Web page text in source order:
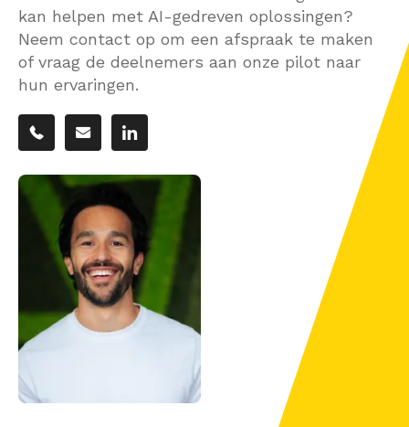
kan helpen met AI-gedreven oplossingen?
Neem contact op om een afspraak te maken
of vraag de deelnemers aan onze pilot naar
hun ervaringen.